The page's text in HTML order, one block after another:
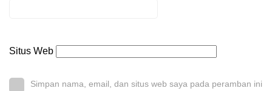
Situs Web
Simpan nama, email, dan situs web saya pada peramban ini